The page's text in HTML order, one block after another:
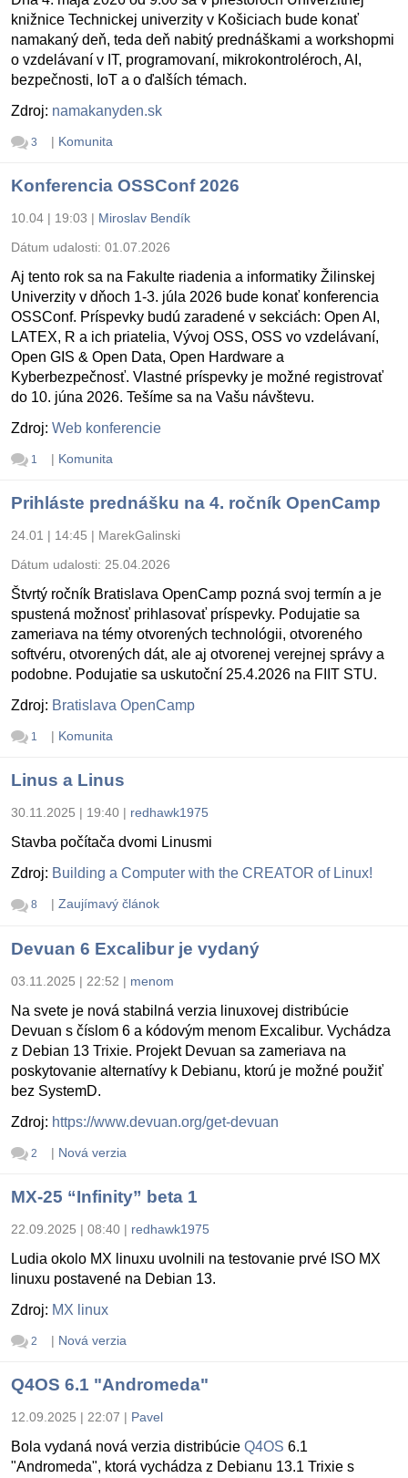
knižnice Technickej univerzity v Košiciach bude konať
namakaný deň, teda deň nabitý prednáškami a workshopmi
o vzdelávaní v IT, programovaní, mikrokontroléroch, AI,
bezpečnosti, IoT a o ďalších témach.
Zdroj: namakanyden.sk
3 | Komunita
Konferencia OSSConf 2026
10.04 | 19:03 | Miroslav Bendík
Dátum udalosti: 01.07.2026
Aj tento rok sa na Fakulte riadenia a informatiky Žilinskej
Univerzity v dňoch 1-3. júla 2026 bude konať konferencia
OSSConf. Príspevky budú zaradené v sekciách: Open AI,
LATEX, R a ich priatelia, Vývoj OSS, OSS vo vzdelávaní,
Open GIS & Open Data, Open Hardware a
Kyberbezpečnosť. Vlastné príspevky je možné registrovať
do 10. júna 2026. Tešíme sa na Vašu návštevu.
Zdroj: Web konferencie
1 | Komunita
Prihláste prednášku na 4. ročník OpenCamp
24.01 | 14:45 | MarekGalinski
Dátum udalosti: 25.04.2026
Štvrtý ročník Bratislava OpenCamp pozná svoj termín a je
spustená možnosť prihlasovať príspevky. Podujatie sa
zameriava na témy otvorených technológii, otvoreného
softvéru, otvorených dát, ale aj otvorenej verejnej správy a
podobne. Podujatie sa uskutoční 25.4.2026 na FIIT STU.
Zdroj: Bratislava OpenCamp
1 | Komunita
Linus a Linus
30.11.2025 | 19:40 | redhawk1975
Stavba počítača dvomi Linusmi
Zdroj: Building a Computer with the CREATOR of Linux!
8 | Zaujímavý článok
Devuan 6 Excalibur je vydaný
03.11.2025 | 22:52 | menom
Na svete je nová stabilná verzia linuxovej distribúcie
Devuan s číslom 6 a kódovým menom Excalibur. Vychádza
z Debian 13 Trixie. Projekt Devuan sa zameriava na
poskytovanie alternatívy k Debianu, ktorú je možné použiť
bez SystemD.
Zdroj: https://www.devuan.org/get-devuan
2 | Nová verzia
MX-25 “Infinity” beta 1
22.09.2025 | 08:40 | redhawk1975
Ludia okolo MX linuxu uvolnili na testovanie prvé ISO MX
linuxu postavené na Debian 13.
Zdroj: MX linux
2 | Nová verzia
Q4OS 6.1 "Andromeda"
12.09.2025 | 22:07 | Pavel
Bola vydaná nová verzia distribúcie Q4OS 6.1
"Andromeda", ktorá vychádza z Debianu 13.1 Trixie s